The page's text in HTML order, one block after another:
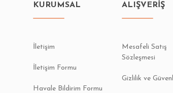
KURUMSAL
İletişim
İletişim Formu
Havale Bildirim Formu
ALIŞVERİŞ
Mesafeli Satış
Sözleşmesi
Gizlilik ve